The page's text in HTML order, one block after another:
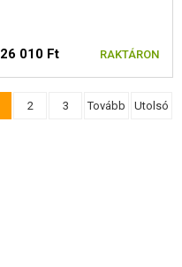
26 010 Ft RAKTÁRON
2 3 Tovább Utolsó